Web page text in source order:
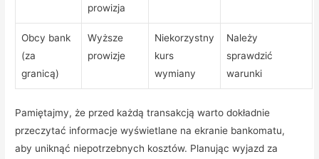
prowizja
Obcy bank
(za
granicą)
Wyższe
prowizje
Niekorzystny
kurs
wymiany
Należy
sprawdzić
warunki
Pamiętajmy, że przed każdą transakcją warto dokładnie
przeczytać informacje wyświetlane na ekranie bankomatu,
aby uniknąć niepotrzebnych kosztów. Planując wyjazd za